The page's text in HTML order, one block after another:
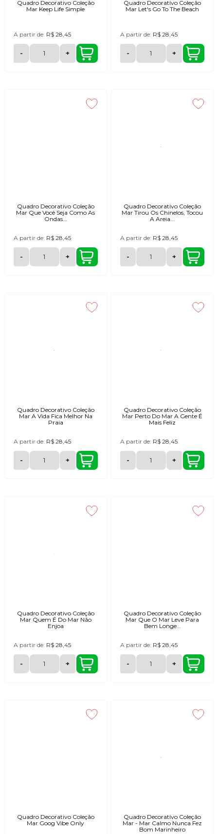
Quadro Decorativo Coleção
Mar Keep Life Simple
A partir de: R$ 28,45
- +
Quadro Decorativo Coleção
Mar Let's Go To The Beach
A partir de: R$ 28,45
- +
Quadro Decorativo Coleção
Mar Que Você Seja Como As
Ondas...
A partir de: R$ 28,45
- +
Quadro Decorativo Coleção
Mar Tirou Os Chinelos, Tocou
A Areia...
A partir de: R$ 28,45
- +
Quadro Decorativo Coleção
Mar A Vida Fica Melhor Na
Praia
A partir de: R$ 28,45
- +
Quadro Decorativo Coleção
Mar Perto Do Mar A Gente É
Mais Feliz
A partir de: R$ 28,45
- +
Quadro Decorativo Coleção
Mar Quem É Do Mar Não
Enjoa
A partir de: R$ 28,45
- +
Quadro Decorativo Coleção
Mar Que O Mar Leve Para
Bem Longe...
A partir de: R$ 28,45
- +
Quadro Decorativo Coleção
Mar Goog Vibe Only
Quadro Decorativo Coleção
Mar - Mar Calmo Nunca Fez
Bom Marinheiro